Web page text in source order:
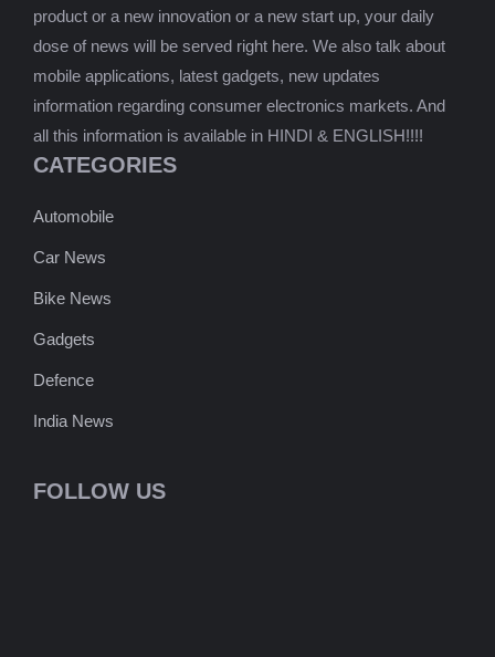
product or a new innovation or a new start up, your daily
dose of news will be served right here. We also talk about
mobile applications, latest gadgets, new updates
information regarding consumer electronics markets. And
all this information is available in HINDI & ENGLISH!!!!
CATEGORIES
Automobile
Car News
Bike News
Gadgets
Defence
India News
FOLLOW US